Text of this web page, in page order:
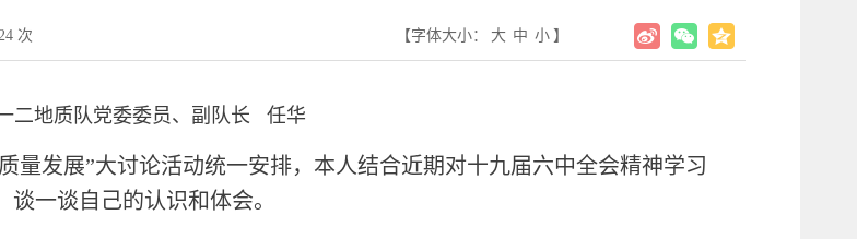
次 【字体大小： 大 中 小 】
二地质队党委委员、副队长 任华
量发展”大讨论活动统一安排，本人结合近期对十九届六中全会精神学习
一谈自己的认识和体会。